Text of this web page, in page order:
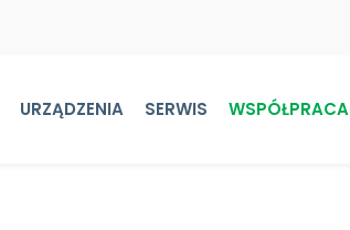
URZĄDZENIA SERWIS WSPÓŁPRACA